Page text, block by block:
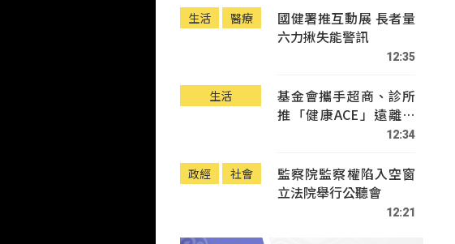
生活 醫療
國健署推互動展 長者量
六力揪失能警訊
12:35
生活
基金會攜手超商、診所
推「健康ACE」遠離疾
12:34
政經 社會
監察院監察權陷入空窗
立法院舉行公聽會
12:21